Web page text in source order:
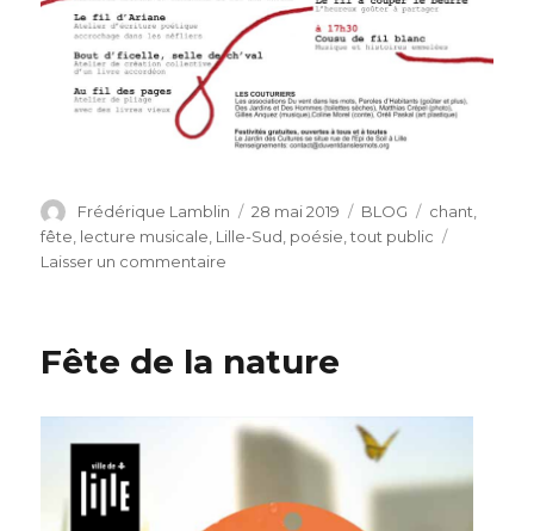
Auteur
Frédérique Lamblin
Publié
le
28 mai 2019 Catégories
BLOG Étiquettes
chant,
fête, lecture musicale, Lille-Sud, poésie,tout public
Laisser un commentaire
!
Fête de la nature